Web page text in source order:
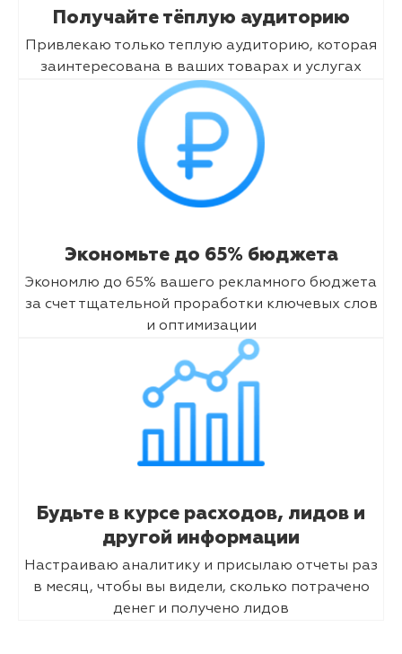
Получайте тёплую аудиторию
Привлекаю только теплую аудиторию, которая
заинтересована в ваших товарах и услугах
Экономьте до 65% бюджета
Экономлю до 65% вашего рекламного бюджета
за счет тщательной проработки ключевых слов
и оптимизации
Будьте в курсе расходов, лидов и
другой информации
Настраиваю аналитику и присылаю отчеты раз
в месяц, чтобы вы видели, сколько потрачено
денег и получено лидов